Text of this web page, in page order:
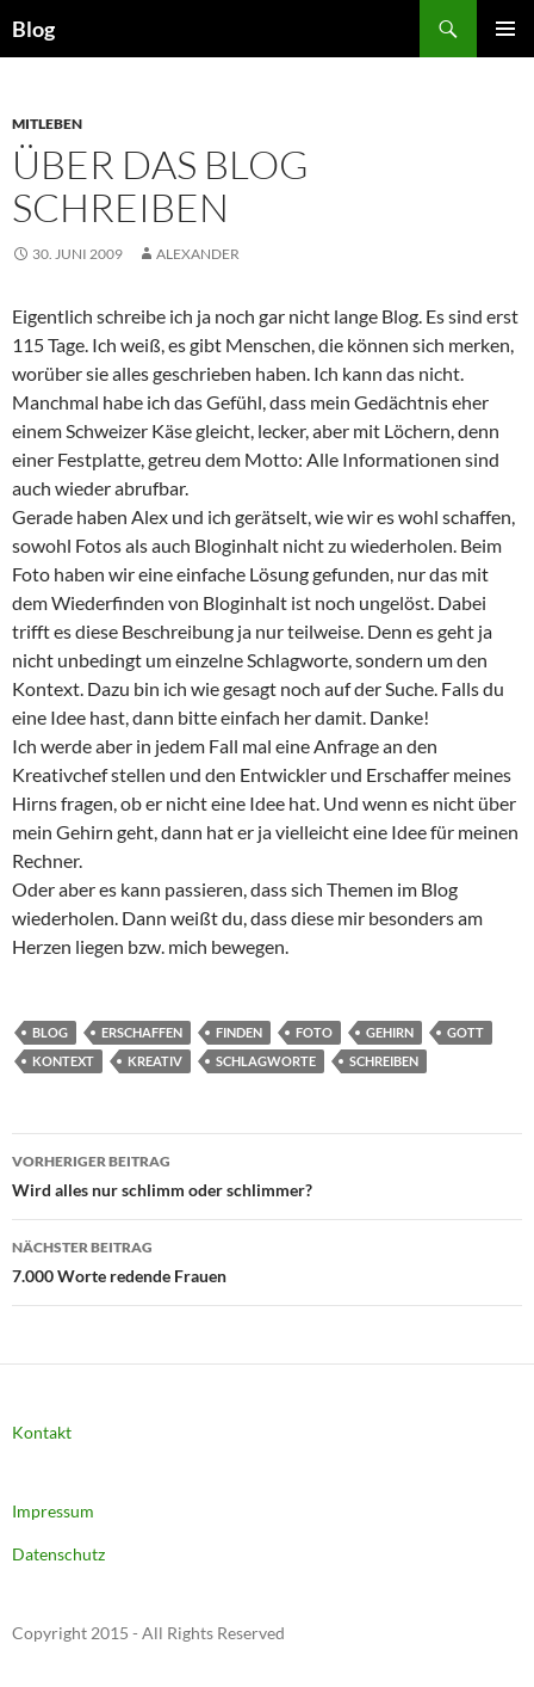
Inhalt
Blog
MITLEBEN
ÜBER DAS BLOG
SCHREIBEN
30. JUNI 2009 ALEXANDER
Eigentlich schreibe ich ja noch gar nicht lange Blog. Es sind erst
115 Tage. Ich weiß, es gibt Menschen, die können sich merken,
worüber sie alles geschrieben haben. Ich kann das nicht.
Manchmal habe ich das Gefühl, dass mein Gedächtnis eher
einem Schweizer Käse gleicht, lecker, aber mit Löchern, denn
einer Festplatte, getreu dem Motto: Alle Informationen sind
auch wieder abrufbar.
Gerade haben Alex und ich gerätselt, wie wir es wohl schaffen,
sowohl Fotos als auch Bloginhalt nicht zu wiederholen. Beim
Foto haben wir eine einfache Lösung gefunden, nur das mit
dem Wiederfinden von Bloginhalt ist noch ungelöst. Dabei
trifft es diese Beschreibung ja nur teilweise. Denn es geht ja
nicht unbedingt um einzelne Schlagworte, sondern um den
Kontext. Dazu bin ich wie gesagt noch auf der Suche. Falls du
eine Idee hast, dann bitte einfach her damit. Danke!
Ich werde aber in jedem Fall mal eine Anfrage an den
Kreativchef stellen und den Entwickler und Erschaffer meines
Hirns fragen, ob er nicht eine Idee hat. Und wenn es nicht über
mein Gehirn geht, dann hat er ja vielleicht eine Idee für meinen
Rechner.
Oder aber es kann passieren, dass sich Themen im Blog
wiederholen. Dann weißt du, dass diese mir besonders am
Herzen liegen bzw. mich bewegen.
BLOG ERSCHAFFEN FINDEN FOTO GEHIRN
GOTT
KONTEXT
KREATIV SCHLAGWORTE SCHREIBEN
Beitragsnavigation
VORHERIGER BEITRAG
Wird alles nur schlimm oder schlimmer?
NÄCHSTER BEITRAG
7.000 Worte redende Frauen
Kontakt
Impressum
Datenschutz
Copyright 2015 - All Rights Reserved